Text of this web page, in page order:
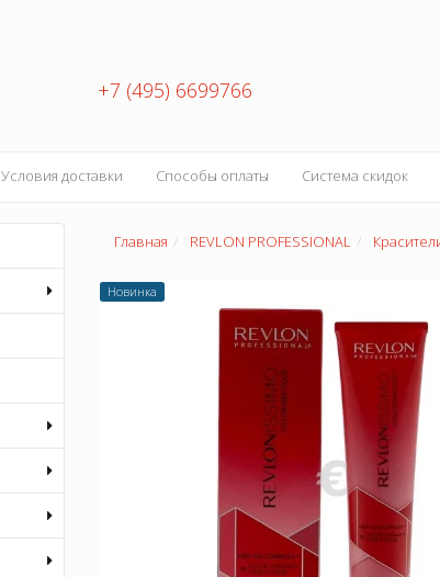
+7 (495) 6699766
Условия доставки Способы оплаты Система скидок
Главная REVLON PROFESSIONAL
Новинка